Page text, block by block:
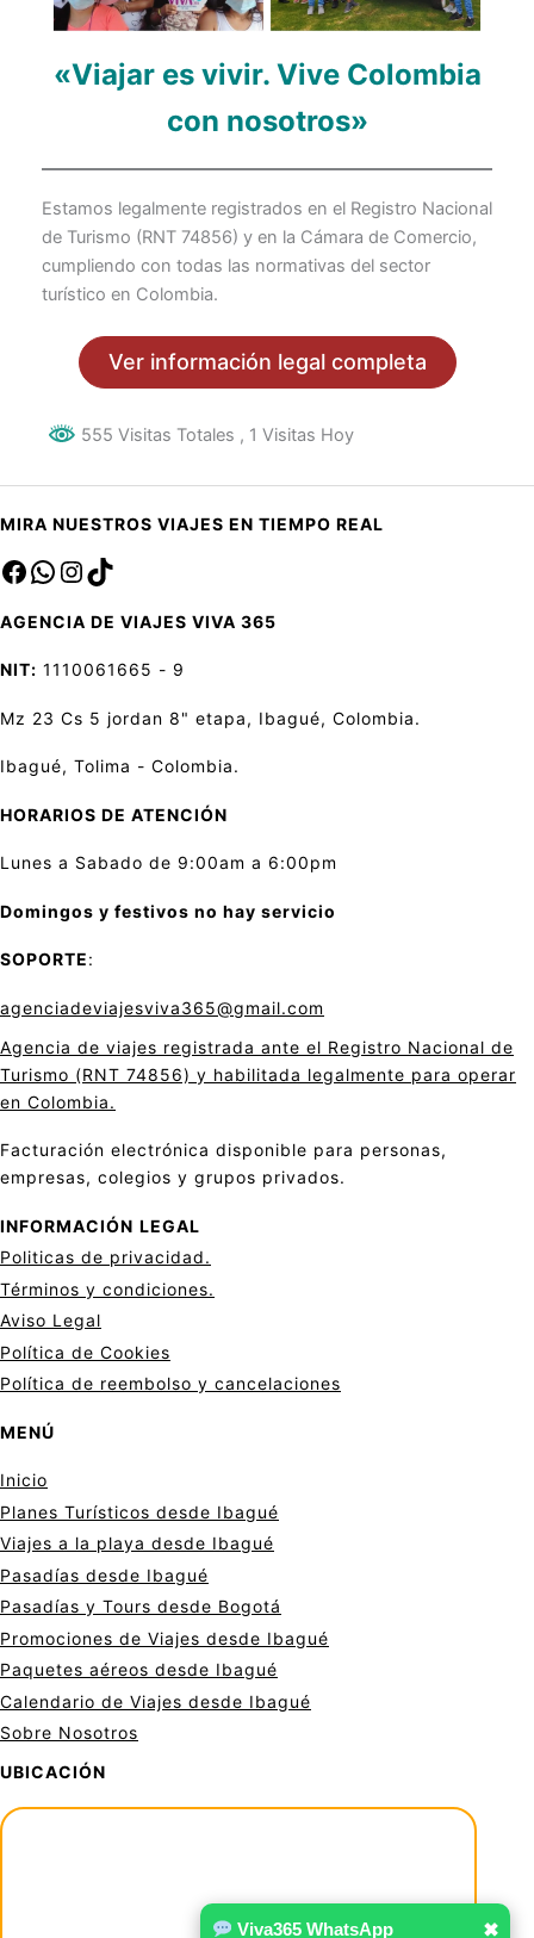
«Viajar es vivir. Vive Colombia
con nosotros»
Estamos legalmente registrados en el Registro Nacional
de Turismo (RNT 74856) y en la Cámara de Comercio,
cumpliendo con todas las normativas del sector
turístico en Colombia.
Ver información legal completa
Viva365 WhatsApp ✖
555 Visitas Totales , 1 Visitas Hoy
MIRA NUESTROS VIAJES EN TIEMPO REAL
Facebook
saInstagram
TikTok
AGENCIA DE VIAJES VIVA 365
NIT: 1110061665 - 9
Mz 23 Cs 5 jordan 8" etapa, Ibagué, Colombia.
Ibagué, Tolima - Colombia.
HORARIOS DE ATENCIÓN
Lunes a Sabado de 9:00am a 6:00pm
Domingos y festivos no hay servicio
SOPORTE:
agenciadeviajesviva365@gmail.com
Agencia de viajes registrada ante el Registro Nacional de
Turismo (RNT 74856) y habilitada legalmente para operar
en Colombia.
Facturación electrónica disponible para personas,
empresas, colegios y grupos privados.
INFORMACIÓN LEGAL
Politicas de privacidad.
Términos y condiciones.
Aviso Legal
Política de Cookies
Política de reembolso y cancelaciones
MENÚ
Inicio
Planes Turísticos desde Ibagué
Viajes a la playa desde Ibagué
Pasadías desde Ibagué
Pasadías y Tours desde Bogotá
Promociones de Viajes desde Ibagué
Paquetes aéreos desde Ibagué
Calendario de Viajes desde Ibagué
Sobre Nosotros
UBICACIÓN